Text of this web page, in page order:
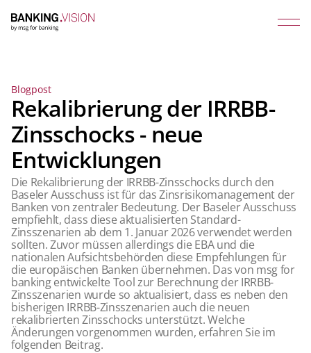
Blogpost
Rekalibrierung der IRRBB-
Zinsschocks - neue
Entwicklungen
Die Rekalibrierung der IRRBB-Zinsschocks durch den
Baseler Ausschuss ist für das Zinsrisikomanagement der
Banken von zentraler Bedeutung. Der Baseler Ausschuss
empfiehlt, dass diese aktualisierten Standard-
Zinsszenarien ab dem 1. Januar 2026 verwendet werden
sollten. Zuvor müssen allerdings die EBA und die
nationalen Aufsichtsbehörden diese Empfehlungen für
die europäischen Banken übernehmen. Das von msg for
banking entwickelte Tool zur Berechnung der IRRBB-
Zinsszenarien wurde so aktualisiert, dass es neben den
bisherigen IRRBB-Zinsszenarien auch die neuen
rekalibrierten Zinsschocks unterstützt. Welche
Änderungen vorgenommen wurden, erfahren Sie im
folgenden Beitrag.